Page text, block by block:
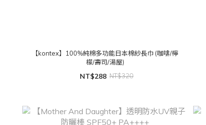
【kontex】100%純棉多功能日本棉紗長巾 (咖啡/檸
檬/壽司/湯屋)
NT$288 NT$320